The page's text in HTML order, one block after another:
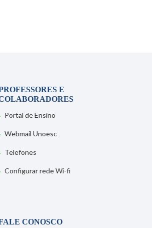
E
Portal de Ensino
Webmail Unoesc
Telefones
Configurar rede Wi-fi
CONOSCO